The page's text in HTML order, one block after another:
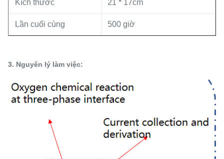
Kích thước 21 * 17cm
Lần cuối cùng 500 giờ
3. Nguyên lý làm việc: